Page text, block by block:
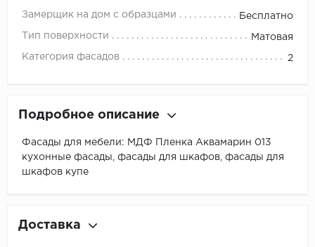
Замерщик на дом с образцами Бесплатно
Тип поверхности Матовая
Категория фасадов 2
Подробное описание
Фасады для мебели: МДФ Пленка Аквамарин 013
кухонные фасады, фасады для шкафов, фасады для
шкафов купе
Доставка